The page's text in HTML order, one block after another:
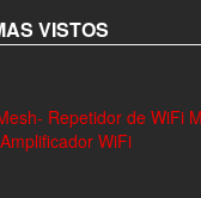
VISTOS
Repetidor de WiFi
WiFi